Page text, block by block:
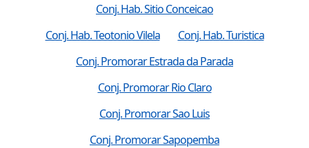
Conj. Hab. Sitio Conceicao
Conj. Hab. Teotonio Vilela
Conj. Hab. Turistica
Conj. Promorar Estrada da Parada
Conj. Promorar Rio Claro
Conj. Promorar Sao Luis
Conj. Promorar Sapopemba